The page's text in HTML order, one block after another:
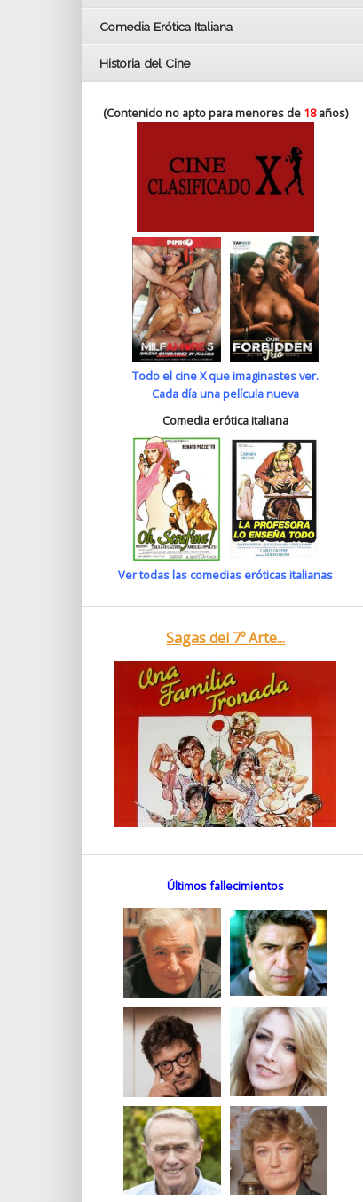
Comedia Erótica Italiana
Historia del Cine
(Contenido no apto para menores de 18años)
Todo el cine X que imaginastes ver.
Cada día una película nueva
Comedia erótica italiana
Ver todas las comedias eróticas italianas
Sagas del 7º Arte...
Últimos fallecimientos